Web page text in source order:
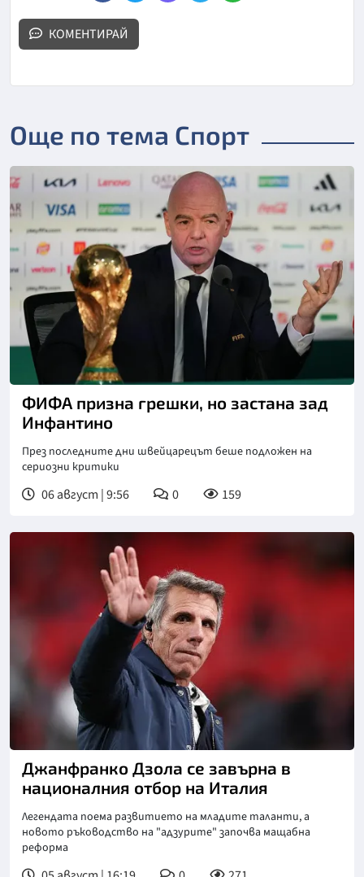
КОМЕНТИРАЙ
Още по тема Спорт
Снимка: Асошиейтед прес
ФИФА призна грешки, но застана зад
Инфантино
През последните дни швейцарецът беше подложен на
сериозни критики
06 август | 9:56 0 159
Снимка: goggle
Джанфранко Дзола се завърна в
националния отбор на Италия
Легендата поема развитието на младите таланти, а
новото ръководство на "адзурите" започва мащабна
реформа